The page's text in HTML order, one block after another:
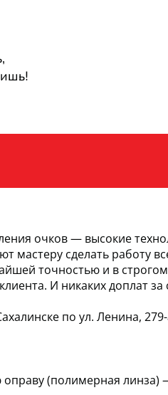
очков — высокие
мастеру сделать работу
точностью и в строгом
И никаких доплат за
по ул. Ленина,
(полимерная линза)